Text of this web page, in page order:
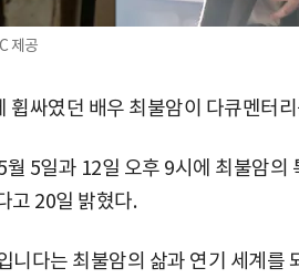
제공
휩싸였던 배우 최불암이 다큐멘터
월 5일과 12일 오후 9시에 최불암
고 20일 밝혔다.
니다는 최불암의 삶과 연기 세계를